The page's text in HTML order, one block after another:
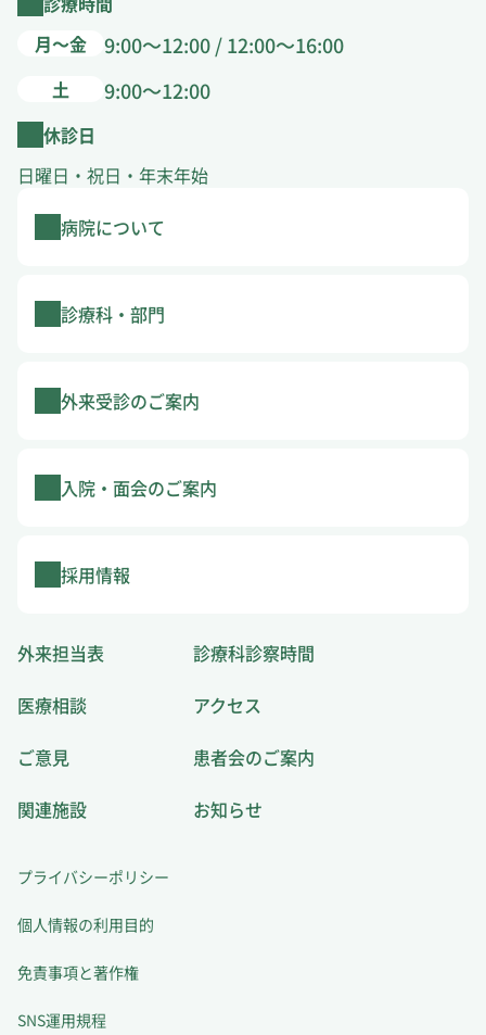
月～金
9:00～12:00 / 12:00～16:00
土 9:00～12:00
休診日
日曜日・祝日・年末年始
病院について
診療科・部門
外来受診のご案内
入院・面会のご案内
採用情報
外来担当表
診療科診察時間
医療相談
アクセス
ご意見
患者会のご案内
関連施設
お知らせ
プライバシーポリシー
個人情報の利用目的
免責事項と著作権
SNS運用規程